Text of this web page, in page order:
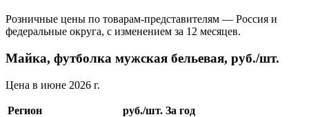
Розничные цены по товарам-представителям — Россия и
федеральные округа, с изменением за 12 месяцев.
Майка, футболка мужская бельевая, руб./шт.
Цена в июне 2026 г.
Регион руб./шт. За год